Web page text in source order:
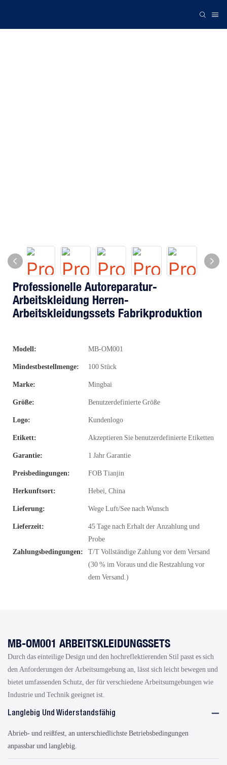
Professionelle Autoreparatur-
Arbeitskleidung Herren-
Arbeitskleidungssets Fabrikproduktion
Modell: MB-OM001
Mindestbestellmenge: 100 Stück
Marke: Mingbai
Größe: Benutzerdefinierte Größe
Logo: Kundenlogo
Etikett: Akzeptieren Sie benutzerdefinierte Etiketten
Garantie: 1 Jahr Garantie
Preisbedingungen: FOB Tianjin
Herkunftsort: Hebei, China
Lieferung: Wege Luft/See nach Wunsch
Lieferzeit:
45 Tage nach Erhalt der Anzahlung und
Probe
Zahlungsbedingungen:
T/T Vollständige Zahlung vor dem Versand
(30 % im Voraus und die Restzahlung vor
dem Versand.)
MB-OM001 ARBEITSKLEIDUNGSSETS
Durch das einteilige Design und den hochreflektierenden Stil passt es sich
den Anforderungen der Arbeitsumgebung an, lässt sich leicht bewegen und
bietet umfassenden Schutz, der für verschiedene Arbeitsumgebungen wie
Industrie und Technik geeignet ist.
Langlebig Und Widerstandsfähig
Abrieb- und reißfest, an unterschiedlichste Betriebsbedingungen
anpassbar und langlebig.